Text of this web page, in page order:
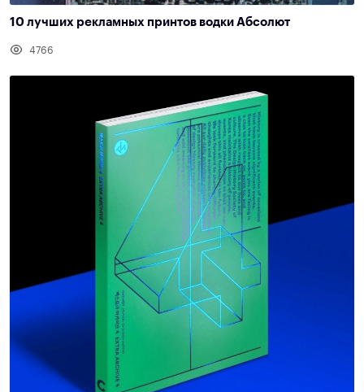
10 лучших рекламных принтов водки Абсолют
4766